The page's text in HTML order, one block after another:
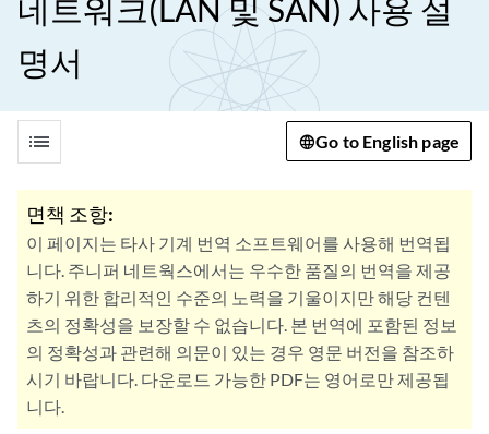
네트워크(LAN 및 SAN) 사용 설
명서
list Go to English page
면책 조항:
이 페이지는 타사 기계 번역 소프트웨어를 사용해 번역됩
니다. 주니퍼 네트웍스에서는 우수한 품질의 번역을 제공
하기 위한 합리적인 수준의 노력을 기울이지만 해당 컨텐
츠의 정확성을 보장할 수 없습니다. 본 번역에 포함된 정보
의 정확성과 관련해 의문이 있는 경우 영문 버전을 참조하
시기 바랍니다. 다운로드 가능한 PDF는 영어로만 제공됩
니다.